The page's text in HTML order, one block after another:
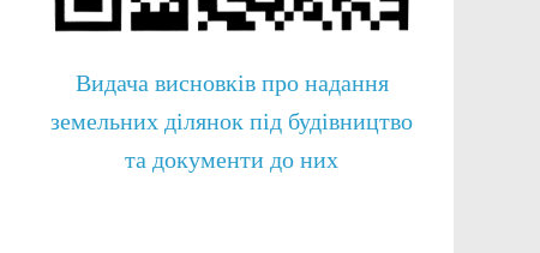
Видача висновків про надання
земельних ділянок під будівництво
та документи до них